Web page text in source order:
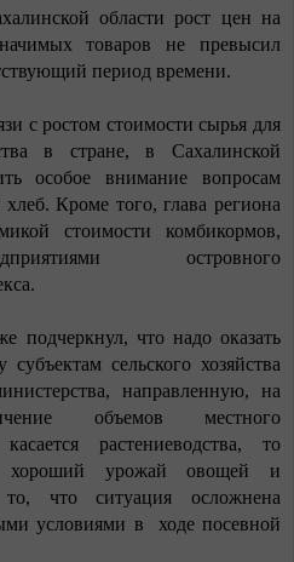
области рост цен на
товаров не превысил
период времени.
с ростом стоимости сырья для
в стране, в Сахалинской
особое внимание вопросам
Кроме того, глава региона
стоимости комбикормов,
островного
подчеркнул, что надо оказать
сельского хозяйства
направленную, на
объемов местного
растениеводства, то
хороший урожай овощей и
что ситуация осложнена
условиями в
ходе посевной